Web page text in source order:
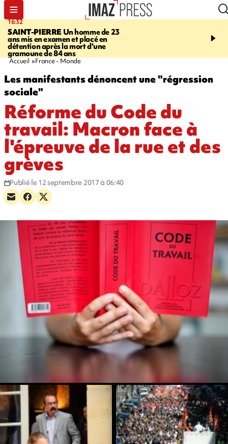
16:32
SAINT-PIERREUn homme de 23
ans mis en examen et placé en
détention après la mort d'une
gramoune de 84 ans
21:08
et Turquie scellent un
Accueil France - Monde
Les manifestants dénoncent une "régression
sociale"
Réforme du Code du
travail: Macron face à
l'épreuve de la rue et des
grèves
Publié le 12 septembre 2017 à 06:40